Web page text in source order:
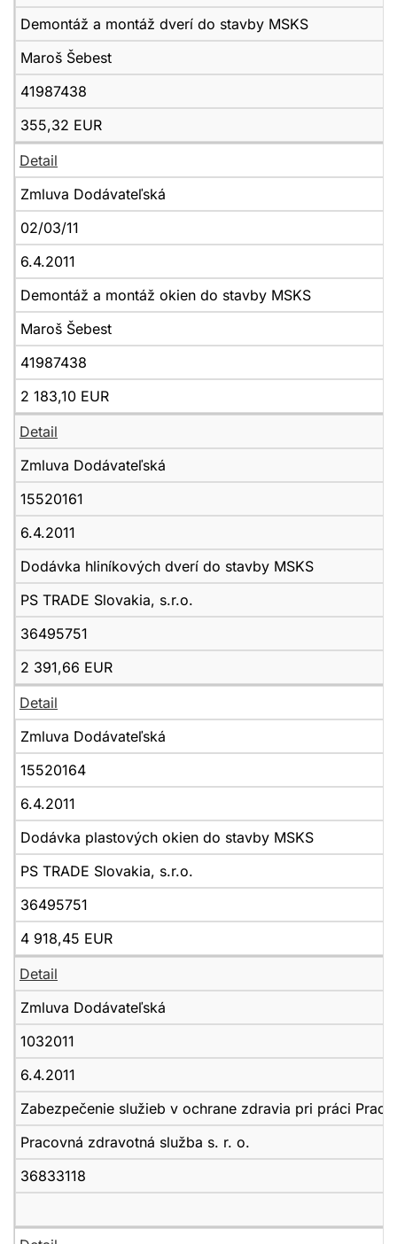
Demontáž a montáž dverí do stavby MSKS
Maroš Šebest
41987438
355,32 EUR
Detail
Zmluva Dodávateľská
02/03/11
6.4.2011
Demontáž a montáž okien do stavby MSKS
Maroš Šebest
41987438
2 183,10 EUR
Detail
Zmluva Dodávateľská
15520161
6.4.2011
Dodávka hliníkových dverí do stavby MSKS
PS TRADE Slovakia, s.r.o.
36495751
2 391,66 EUR
Detail
Zmluva Dodávateľská
15520164
6.4.2011
Dodávka plastových okien do stavby MSKS
PS TRADE Slovakia, s.r.o.
36495751
4 918,45 EUR
Detail
Zmluva Dodávateľská
1032011
6.4.2011
Zabezpečenie služieb v ochrane zdravia pri práci
Pracovná zdravotná služba s. r. o.
36833118